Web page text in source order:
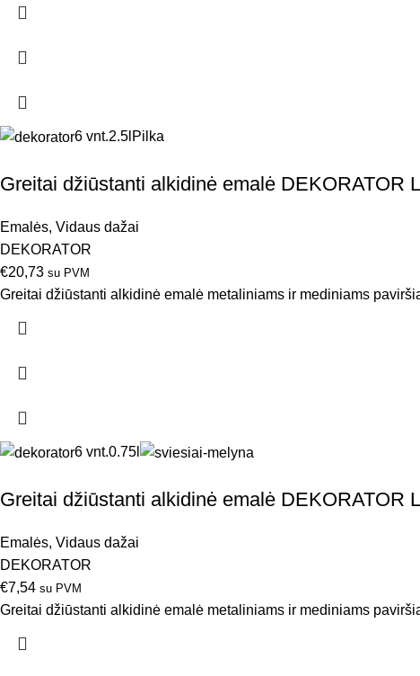
6 vnt.2.5l Pilka
Greitai džiūstanti alkidinė emalė DEKORATOR
Emalės, Vidaus dažai
DEKORATOR
€20,73 su PVM
Greitai džiūstanti alkidinė emalė metaliniams ir mediniams
6 vnt.0.75l
Greitai džiūstanti alkidinė emalė DEKORATOR
Emalės, Vidaus dažai
DEKORATOR
€7,54 su PVM
Greitai džiūstanti alkidinė emalė metaliniams ir mediniams